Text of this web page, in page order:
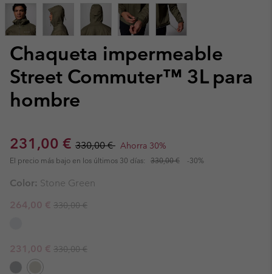
Chaqueta impermeable
Street Commuter™ 3L para
hombre
Sale price:
231,00 € Regular price:
330,00 € Ahorra 30%
El precio más bajo en los últimos 30 días: 330,00 € -30%
Color: Stone Green
Sale price:
264,00 € Regular price:
330,00 €
Sale price:
231,00 € Regular price:
330,00 €